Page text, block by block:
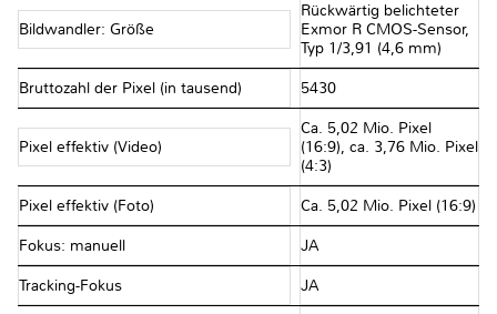
Bildwandler: Größe
Rückwärtig belichteter
Exmor R CMOS-Sensor,
Typ 1/3,91 (4,6 mm)
Bruttozahl der Pixel (in tausend) 5430
Pixel effektiv (Video)
Ca. 5,02 Mio. Pixel
(16:9), ca. 3,76 Mio. Pixel
(4:3)
Pixel effektiv (Foto) Ca. 5,02 Mio. Pixel (16:9)
Fokus: manuell JA
Tracking-Fokus JA